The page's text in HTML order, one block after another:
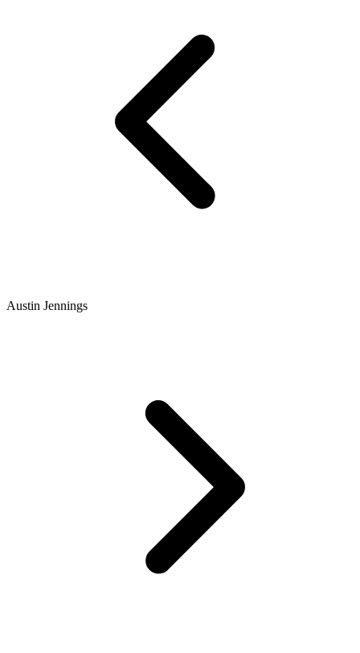
Austin Jennings